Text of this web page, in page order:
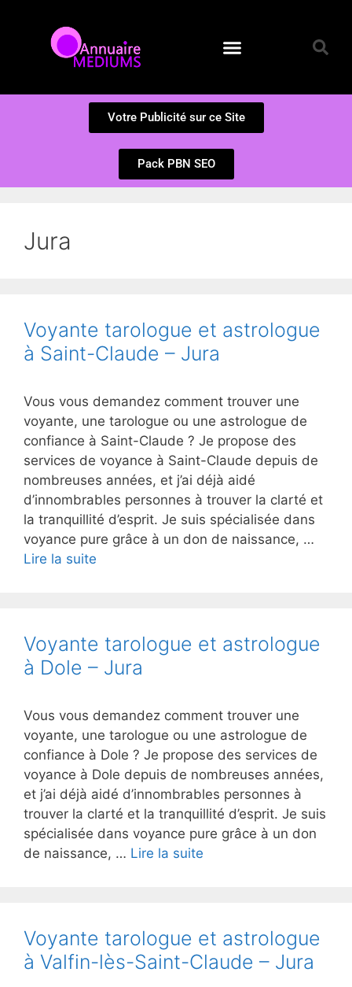
Votre Publicité sur ce Site
Pack PBN SEO
Jura
Voyante tarologue et astrologue
à Saint-Claude – Jura
Vous vous demandez comment trouver une
voyante, une tarologue ou une astrologue de
confiance à Saint-Claude ? Je propose des
services de voyance à Saint-Claude depuis de
nombreuses années, et j’ai déjà aidé
d’innombrables personnes à trouver la clarté et
la tranquillité d’esprit. Je suis spécialisée dans
voyance pure grâce à un don de naissance, …
Lire la suite
Voyante tarologue et astrologue
à Dole – Jura
Vous vous demandez comment trouver une
voyante, une tarologue ou une astrologue de
confiance à Dole ? Je propose des services de
voyance à Dole depuis de nombreuses années,
et j’ai déjà aidé d’innombrables personnes à
trouver la clarté et la tranquillité d’esprit. Je suis
spécialisée dans voyance pure grâce à un don
de naissance, … Lire la suite
Voyante tarologue et astrologue
à Valfin-lès-Saint-Claude – Jura